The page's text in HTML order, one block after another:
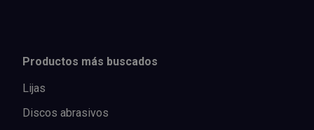
Productos más buscados
Lijas
Discos abrasivos